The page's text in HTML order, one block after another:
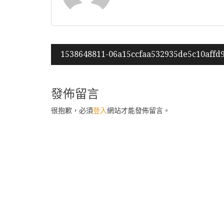
文
章
導
覽
1538648811-
發佈留言
很抱歉，必須登入網站才能發佈留言。